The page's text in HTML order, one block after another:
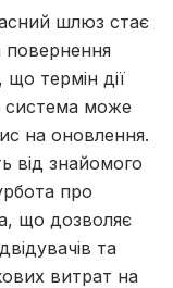
шлюз стає
повернення
що термін дії
система може
на оновлення.
від знайомого
про
що дозволяє
та
витрат на